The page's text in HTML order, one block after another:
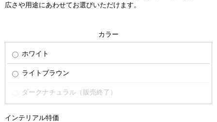
広さや用途にあわせてお選びいただけます。
カラー
ホワイト
ライトブラウン
ダークナチュラル（販売終了）
インテリアル特価